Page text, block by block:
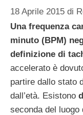
18 Aprile 2015 di
Una frequenza
minuto (BPM)
definizione di
accelerato è
partire dallo stato
dall’età. Esistono
seconda del